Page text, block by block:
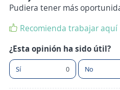
Pudiera tener más
Recomienda trabajar aquí
¿Esta opinión ha sido útil?
Sí 0 No